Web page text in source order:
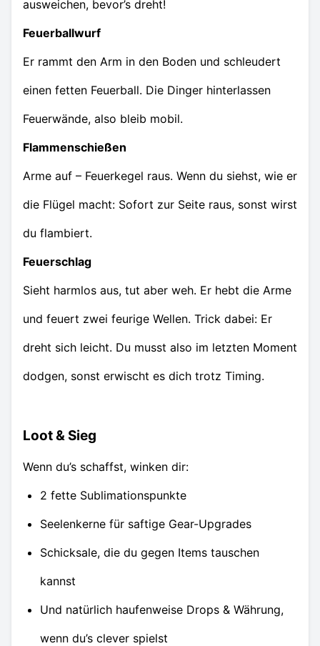
ausweichen, bevor’s dreht!
Feuerballwurf
Er rammt den Arm in den Boden und schleudert
einen fetten Feuerball. Die Dinger hinterlassen
Feuerwände, also bleib mobil.
Flammenschießen
Arme auf – Feuerkegel raus. Wenn du siehst, wie er
die Flügel macht: Sofort zur Seite raus, sonst wirst
du flambiert.
Feuerschlag
Sieht harmlos aus, tut aber weh. Er hebt die Arme
und feuert zwei feurige Wellen. Trick dabei: Er
dreht sich leicht. Du musst also im letzten Moment
dodgen, sonst erwischt es dich trotz Timing.
Loot & Sieg
Wenn du’s schaffst, winken dir:
2 fette Sublimationspunkte
Seelenkerne für saftige Gear-Upgrades
Schicksale, die du gegen Items tauschen
kannst
Und natürlich haufenweise Drops & Währung,
wenn du’s clever spielst